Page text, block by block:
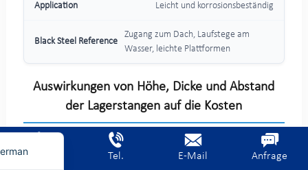
Leicht und korrosionsbeständig
Zugang zum Dach, Laufstege am
Wasser, leichte Plattformen
Auswirkungen von Höhe, Dicke und Abstand
der Lagerstangen auf die Kosten
Die Tragstange ist das wichtigste tragende Bauteil von
Startseite Tel. E-Mail Anfrage